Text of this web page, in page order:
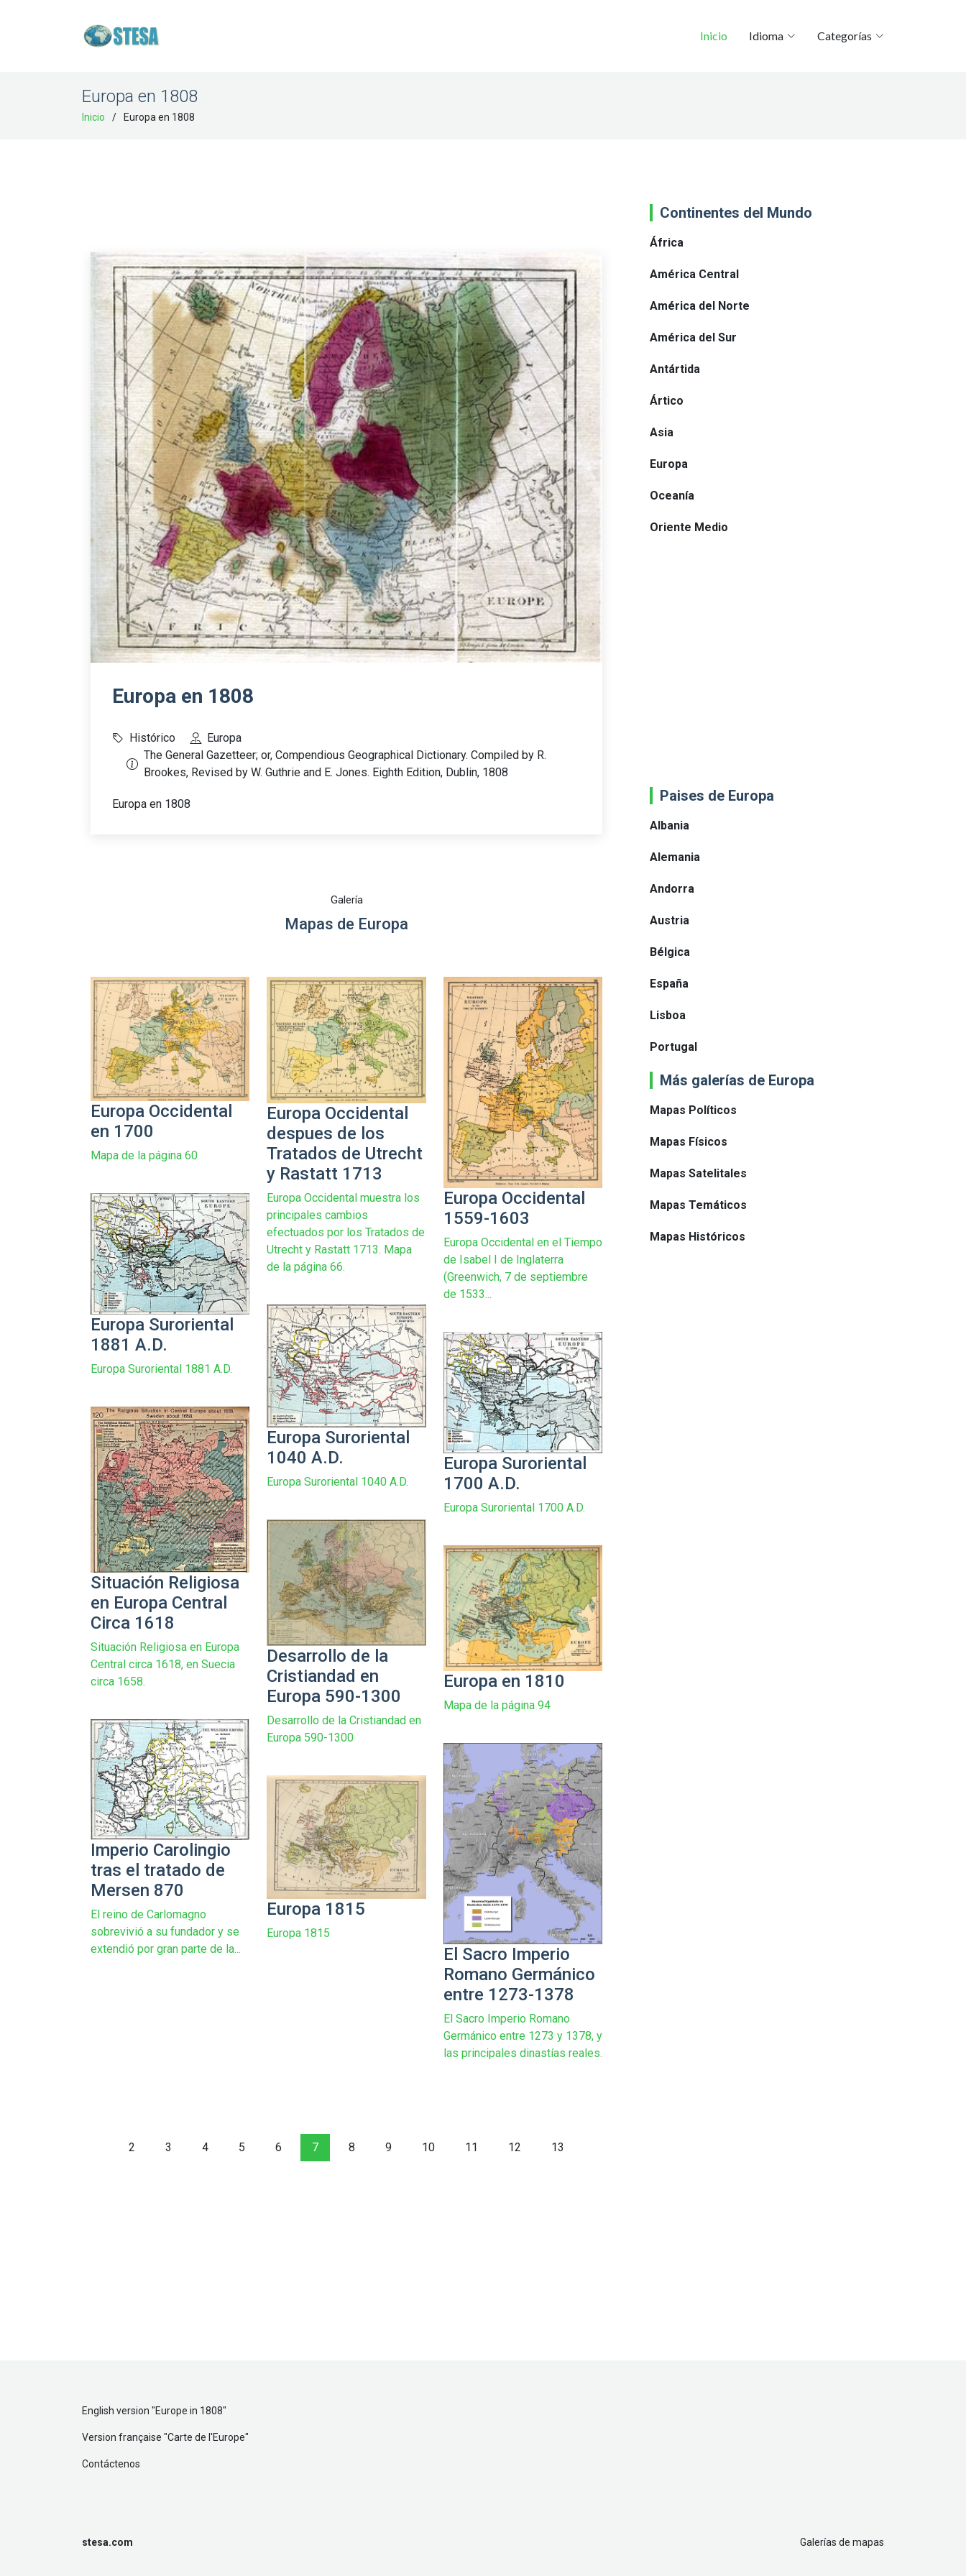
Inicio Idioma Categorías
Europa en 1808
Inicio Europa en 1808
Europa en 1808
Histórico
Europa
The General Gazetteer; or, Compendious Geographical Dictionary. Compiled by R.
Brookes, Revised by W. Guthrie and E. Jones. Eighth Edition, Dublin, 1808
Europa en 1808
Galería
Mapas de Europa
Europa Occidental
en 1700
Mapa de la página 60
Europa Occidental
despues de los
Tratados de Utrecht
y Rastatt 1713
Europa Occidental muestra los
principales cambios
efectuados por los Tratados de
Utrecht y Rastatt 1713. Mapa
de la página 66.
Europa Occidental
1559-1603
Europa Occidental en el Tiempo
de Isabel I de Inglaterra
(Greenwich, 7 de septiembre
de 1533...
Europa Suroriental
1881 A.D.
Europa Suroriental 1881 A.D.
Europa Suroriental
1040 A.D.
Europa Suroriental 1040 A.D.
Europa Suroriental
1700 A.D.
Europa Suroriental 1700 A.D.
Situación Religiosa
en Europa Central
Circa 1618
Situación Religiosa en Europa
Central circa 1618, en Suecia
circa 1658.
Desarrollo de la
Cristiandad en
Europa 590-1300
Desarrollo de la Cristiandad en
Europa 590-1300
Europa en 1810
Mapa de la página 94
Imperio Carolingio
tras el tratado de
Mersen 870
El reino de Carlomagno
sobrevivió a su fundador y se
extendió por gran parte de la...
El Sacro Imperio
Romano Germánico
entre 1273-1378
El Sacro Imperio Romano
Germánico entre 1273 y 1378, y
las principales dinastías reales.
Europa 1815
Europa 1815
2 3 4 5 6 7 8 9 10 11 12 13
Continentes del Mundo
África
América Central
América del Norte
América del Sur
Antártida
Ártico
Asia
Europa
Oceanía
Oriente Medio
Paises de Europa
Albania
Alemania
Andorra
Austria
Bélgica
España
Lisboa
Portugal
Más galerías de Europa
Mapas Políticos
Mapas Físicos
Mapas Satelitales
Mapas Temáticos
Mapas Históricos
English version "Europe in 1808"
Version française "Carte de l'Europe"
Contáctenos
stesa.com Galerías de mapas